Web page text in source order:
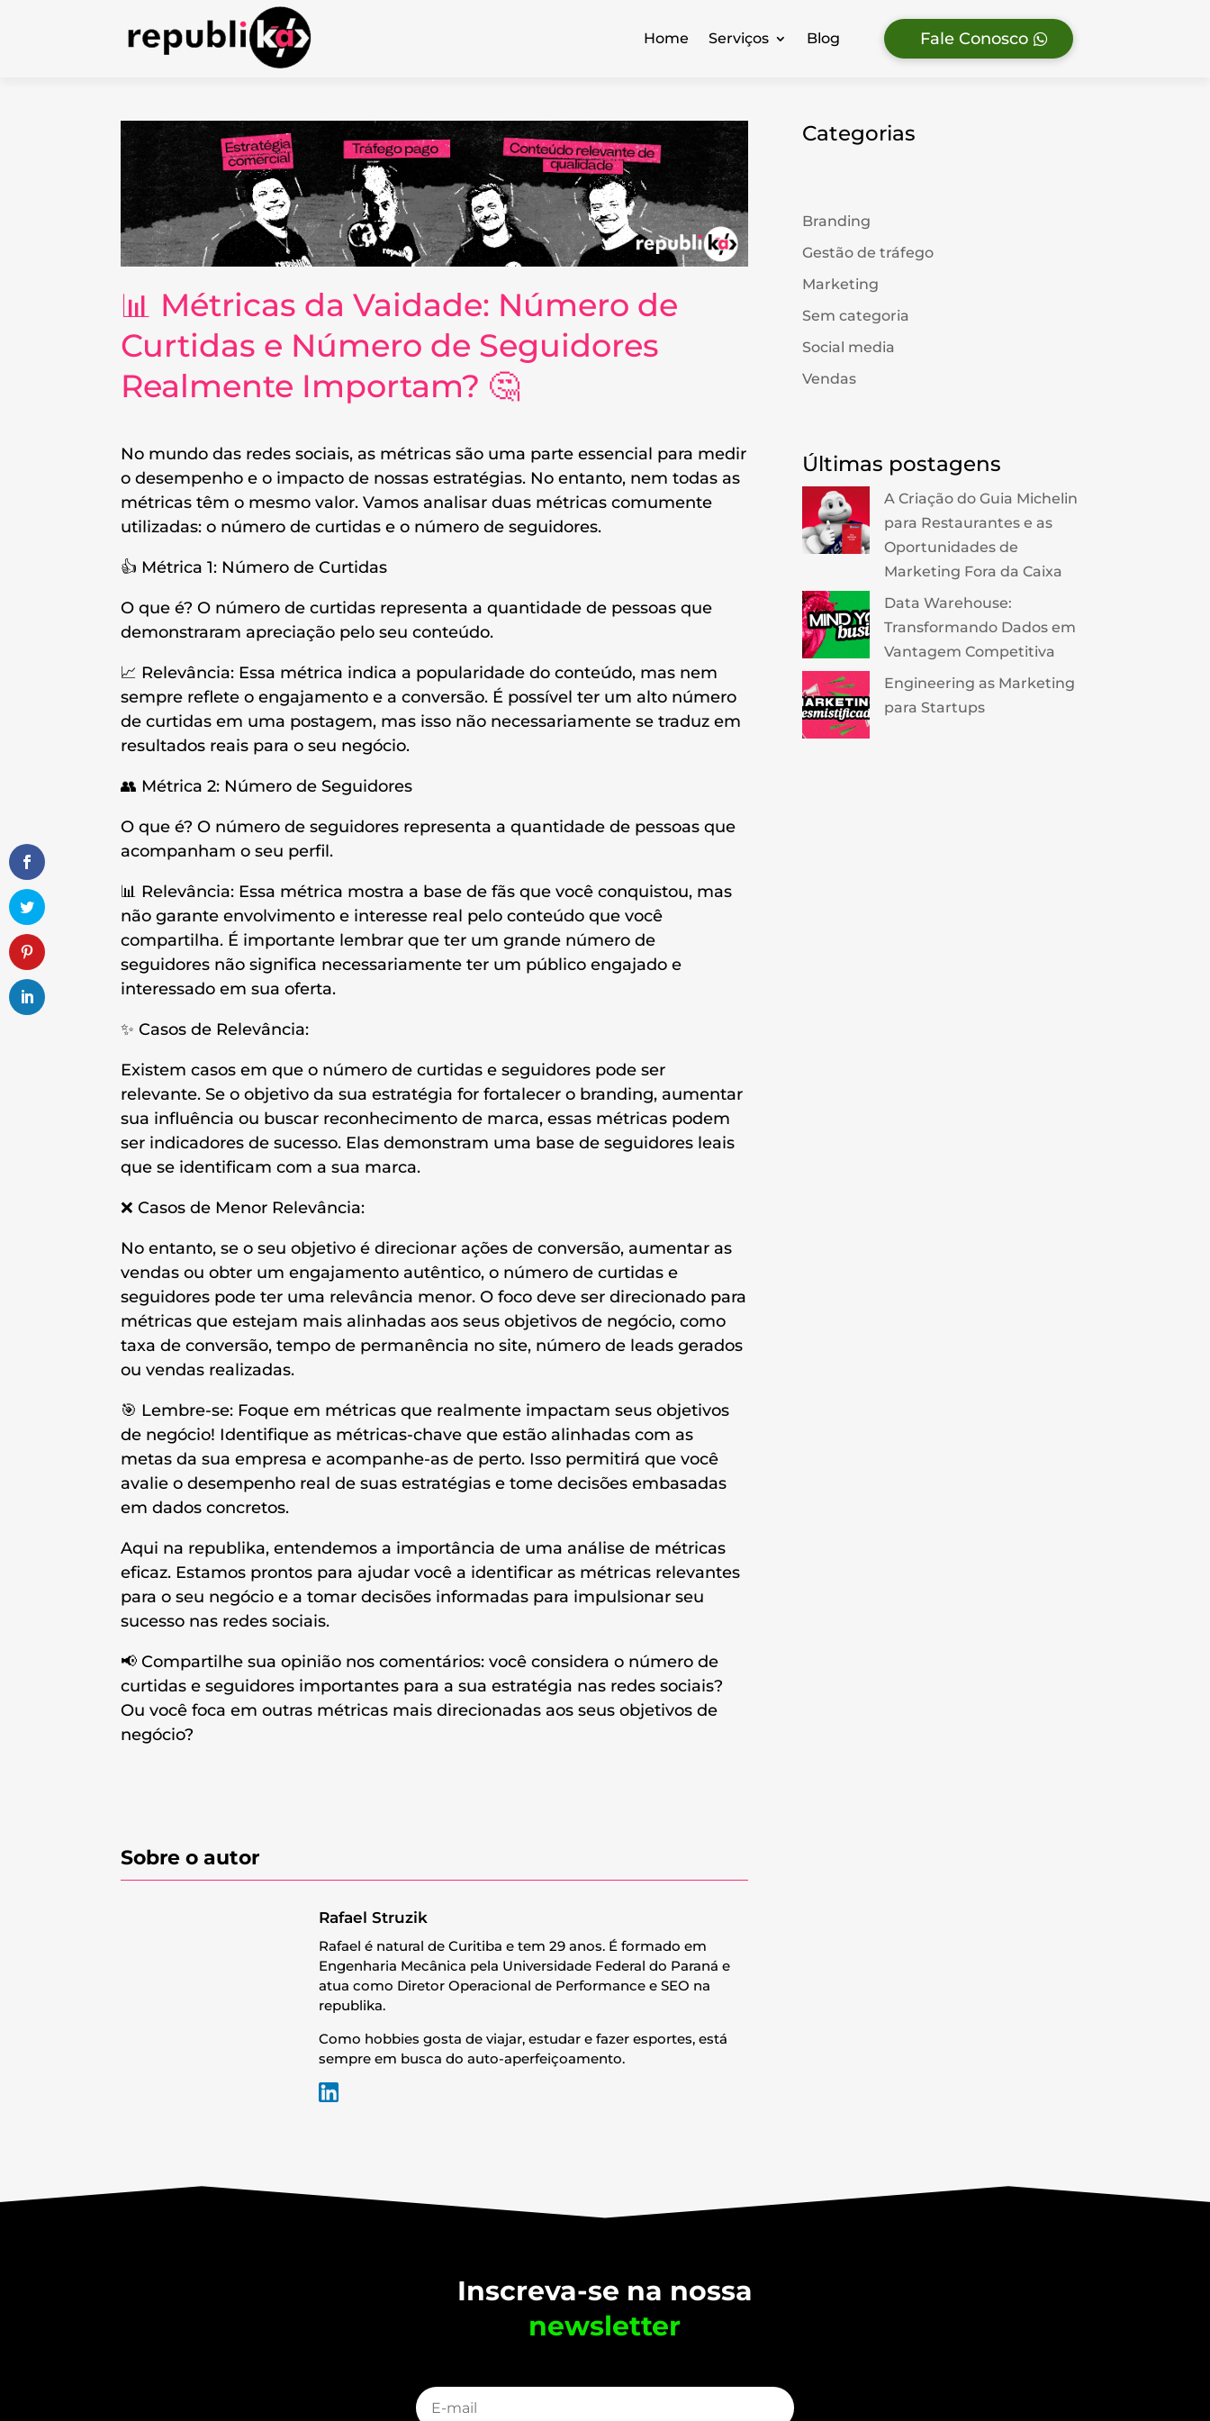
Home Serviços Blog Fale Conosco
📊 Métricas da Vaidade: Número de
Curtidas e Número de Seguidores
Realmente Importam? 🤔
No mundo das redes sociais, as métricas são uma parte essencial para medir
o desempenho e o impacto de nossas estratégias. No entanto, nem todas as
métricas têm o mesmo valor. Vamos analisar duas métricas comumente
utilizadas: o número de curtidas e o número de seguidores.
👍 Métrica 1: Número de Curtidas
O que é? O número de curtidas representa a quantidade de pessoas que
demonstraram apreciação pelo seu conteúdo.
📈 Relevância: Essa métrica indica a popularidade do conteúdo, mas nem
sempre reflete o engajamento e a conversão. É possível ter um alto número
de curtidas em uma postagem, mas isso não necessariamente se traduz em
resultados reais para o seu negócio.
👥 Métrica 2: Número de Seguidores
O que é? O número de seguidores representa a quantidade de pessoas que
acompanham o seu perfil.
📊 Relevância: Essa métrica mostra a base de fãs que você conquistou, mas
não garante envolvimento e interesse real pelo conteúdo que você
compartilha. É importante lembrar que ter um grande número de
seguidores não significa necessariamente ter um público engajado e
interessado em sua oferta.
✨ Casos de Relevância:
Existem casos em que o número de curtidas e seguidores pode ser
relevante. Se o objetivo da sua estratégia for fortalecer o branding, aumentar
sua influência ou buscar reconhecimento de marca, essas métricas podem
ser indicadores de sucesso. Elas demonstram uma base de seguidores leais
que se identificam com a sua marca.
❌ Casos de Menor Relevância:
No entanto, se o seu objetivo é direcionar ações de conversão, aumentar as
vendas ou obter um engajamento autêntico, o número de curtidas e
seguidores pode ter uma relevância menor. O foco deve ser direcionado para
métricas que estejam mais alinhadas aos seus objetivos de negócio, como
taxa de conversão, tempo de permanência no site, número de leads gerados
ou vendas realizadas.
🎯 Lembre-se: Foque em métricas que realmente impactam seus objetivos
de negócio! Identifique as métricas-chave que estão alinhadas com as
metas da sua empresa e acompanhe-as de perto. Isso permitirá que você
avalie o desempenho real de suas estratégias e tome decisões embasadas
em dados concretos.
Aqui na republika, entendemos a importância de uma análise de métricas
eficaz. Estamos prontos para ajudar você a identificar as métricas relevantes
para o seu negócio e a tomar decisões informadas para impulsionar seu
sucesso nas redes sociais.
📢 Compartilhe sua opinião nos comentários: você considera o número de
curtidas e seguidores importantes para a sua estratégia nas redes sociais?
Ou você foca em outras métricas mais direcionadas aos seus objetivos de
negócio?
Sobre o autor
Rafael Struzik
Rafael é natural de Curitiba e tem 29 anos. É formado em
Engenharia Mecânica pela Universidade Federal do Paraná e
atua como Diretor Operacional de Performance e SEO na
republika.
Como hobbies gosta de viajar, estudar e fazer esportes, está
sempre em busca do auto-aperfeiçoamento.
Categorias
Branding
Gestão de tráfego
Marketing
Sem categoria
Social media
Vendas
Últimas postagens
A Criação do Guia Michelin
para Restaurantes e as
Oportunidades de
Marketing Fora da Caixa
Data Warehouse:
Transformando Dados em
Vantagem Competitiva
Engineering as Marketing
para Startups
Inscreva-se na nossa
newsletter